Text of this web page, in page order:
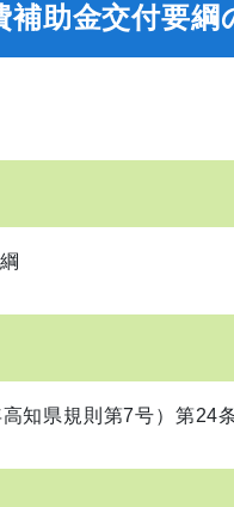
補助金交付要綱
知県規則第7号）第24